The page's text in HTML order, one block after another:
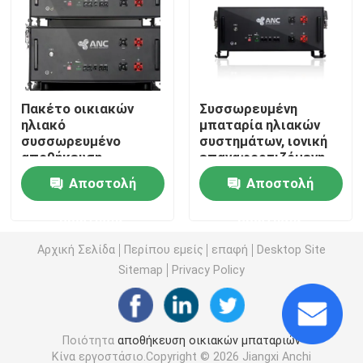
Εμπορικά Συστήματα Αποθήκευσης Μπαταριών
μπαταρία 48v Lifepo4
48V μπαταρία κάρρων γκολφ
Οικιακές μπαταρίες αποθήκευσης ενέργειας
Μπαταρία αποθήκευσης ηλιακής ενέργειας
Μπαταρία λίθιου ενεργειακής αποθήκευσης
Μπαταρία αποθήκευσης LiFePO4
Πακέτο οικιακών
ηλιακό
συσσωρευμένο
αποθήκευση
μπαταριών, πακέτο
μπαταριών Lifepo4
48v 100ah
Αποστολή
Συσσωρευμένη
μπαταρία ηλιακών
συστημάτων, ιονική
επαναφορτιζόμενη
μπαταρία λίθιου IEC
Αποστολή
Αρχική Σελίδα Περίπου εμείς επαφή
Desktop Site
Sitemap
Privacy Policy
Ποιότητα αποθήκευση οικιακών μπαταριών
Κίνα εργοστάσιο.Copyright © 2026 Jiangxi Anchi